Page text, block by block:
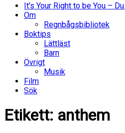
It’s Your Right to be You –
Om
Regnbågsbibliotek
Boktips
Lättläst
Barn
Övrigt
Musik
Film
Sök
Etikett: anthem